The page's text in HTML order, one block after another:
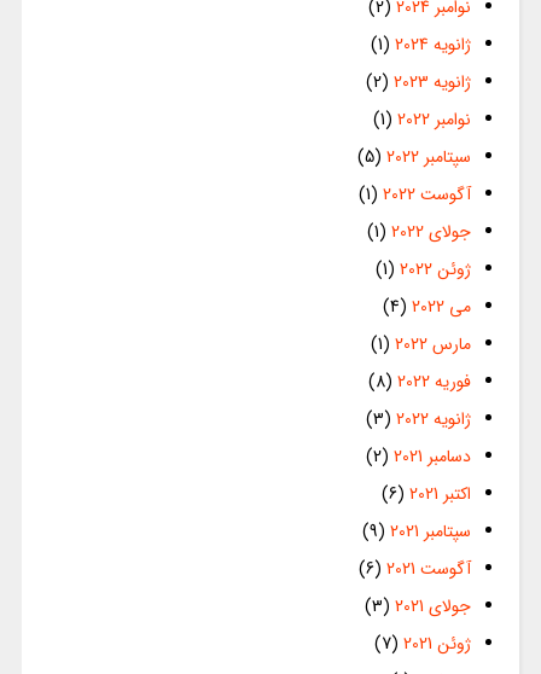
نوامبر 2024
(2)
ژانویه 2024
(1)
ژانویه 2023
(2)
نوامبر 2022
(1)
سپتامبر 2022
(5)
آگوست 2022
(1)
جولای 2022
(1)
ژوئن 2022
(1)
می 2022
(4)
مارس 2022
(1)
فوریه 2022
(8)
ژانویه 2022
(3)
دسامبر 2021
(2)
اکتبر 2021
(6)
سپتامبر 2021
(9)
آگوست 2021
(6)
جولای 2021
(3)
ژوئن 2021
(7)